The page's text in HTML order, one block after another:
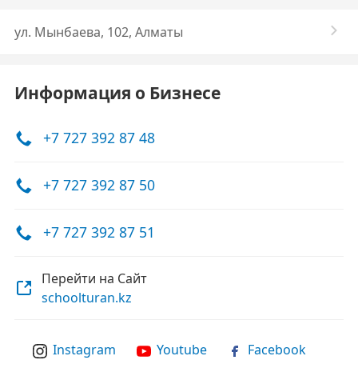
ул. Мынбаева, 102, Алматы
Информация о Бизнесе
+7 727 392 87 48
+7 727 392 87 50
+7 727 392 87 51
Перейти на Сайт
schoolturan.kz
Instagram Youtube
Facebook